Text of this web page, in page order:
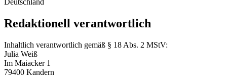
Deutschland
Redaktionell verantwortlich
Inhaltlich verantwortlich gemäß § 18 Abs. 2 MStV:
Julia Weiß
Im Maiacker 1
79400 Kandern